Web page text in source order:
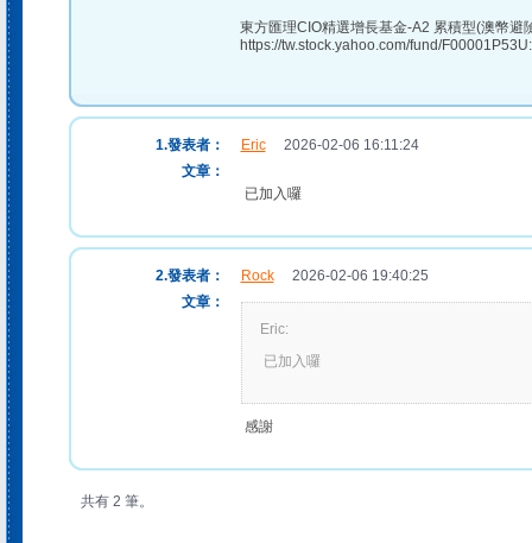
東方匯理CIO精選增長基金-A2 累積型(澳幣避
https://tw.stock.yahoo.com/fund/
1.發表者： Eric2026-02-06 16:11:24
文章：
已加入囉
2.發表者： Rock2026-02-06 19:40:25
文章：
Eric:
已加入囉
感謝
共有 2 筆。